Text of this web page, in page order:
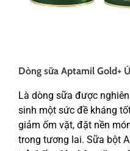
Dòng sữa Aptamil Gold+
Là dòng sữa được
sinh một sức đề kháng
giảm ốm vặt, đặt nền
trong tương lai. Sữa bột